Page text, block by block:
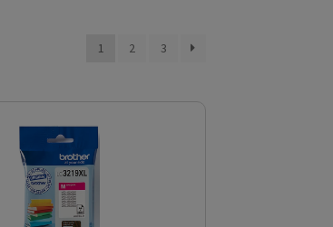
1 2 3